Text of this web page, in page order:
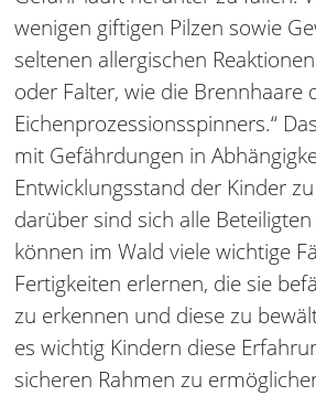
wenigen giftigen Pilzen sowie
seltenen allergischen
oder Falter, wie die Brennhaare
Eichenprozessionsspinners.“
mit Gefährdungen in
Entwicklungsstand der Kinder
darüber sind sich alle
können im Wald viele wichtige
Fertigkeiten erlernen, die sie
zu erkennen und diese zu
es wichtig Kindern diese
sicheren Rahmen zu